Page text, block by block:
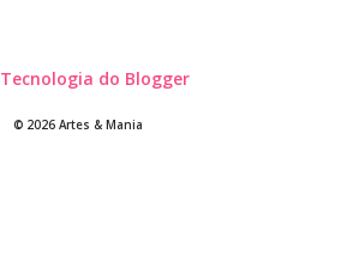
Tecnologia do Blogger
© 2026 Artes & Mania